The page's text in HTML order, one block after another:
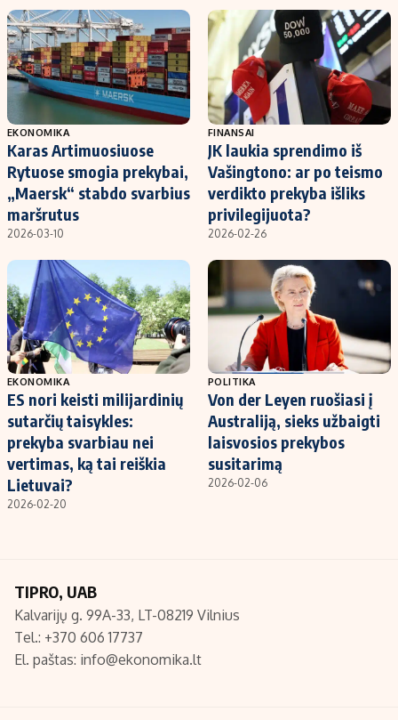
EKONOMIKA
Karas Artimuosiuose
Rytuose smogia prekybai,
„Maersk“ stabdo svarbius
maršrutus
2026-03-10
FINANSAI
JK laukia sprendimo iš
Vašingtono: ar po teismo
verdikto prekyba išliks
privilegijuota?
2026-02-26
EKONOMIKA
ES nori keisti milijardinių
sutarčių taisykles:
prekyba svarbiau nei
vertimas, ką tai reiškia
Lietuvai?
2026-02-20
POLITIKA
Von der Leyen ruošiasi į
Australiją, sieks užbaigti
laisvosios prekybos
susitarimą
2026-02-06
TIPRO, UAB
Kalvarijų g. 99A-33, LT-08219 Vilnius
Tel.: +370 606 17737
El. paštas: info@ekonomika.lt